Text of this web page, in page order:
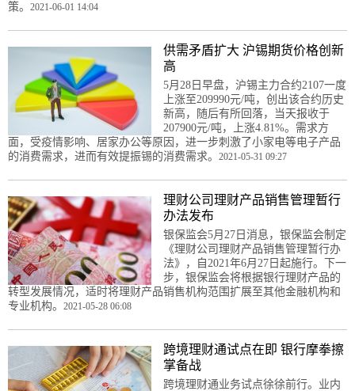
策。 2021-06-01 14:04
供需矛盾扩大 沪锡期货价格创新
高
5月28日早盘，沪锡主力合约2107一度
上涨至209990元/吨，创出该合约历史
新高，随后有所回落，当天报收于
207900元/吨，上涨4.81%。需求方
面，受疫情影响、居家办公等原因，进一步刺激了小家电等电子产品
的消费需求，进而有效提振锡的消费需求。 2021-05-31 09:27
理财公司理财产品销售管理暂行
办法发布
银保监会5月27日消息，银保监会制定
《理财公司理财产品销售管理暂行办
法》，自2021年6月27日起施行。下一
步，银保监会将根据银行理财产品的
转型发展情况，适时将理财产品销售机构范围扩展至其他金融机构和
专业机构。 2021-05-28 06:08
跨境理财通试点在即 银行摩拳擦
掌备战
跨境理财通业务试点徐徐前行。业内